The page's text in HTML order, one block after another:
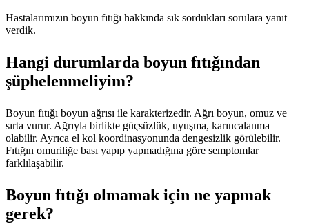
Hastalarımızın boyun fıtığı hakkında sık sordukları sorulara yanıt
verdik.
Hangi durumlarda boyun fıtığından
şüphelenmeliyim?
Boyun fıtığı boyun ağrısı ile karakterizedir. Ağrı boyun, omuz ve
sırta vurur. Ağrıyla birlikte güçsüzlük, uyuşma, karıncalanma
olabilir. Ayrıca el kol koordinasyonunda dengesizlik görülebilir.
Fıtığın omuriliğe bası yapıp yapmadığına göre semptomlar
farklılaşabilir.
Boyun fıtığı olmamak için ne yapmak
gerek?